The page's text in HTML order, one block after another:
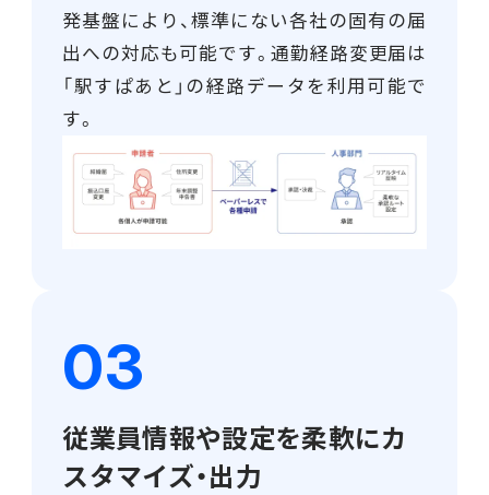
発基盤により、標準にない各社の固有の届
出への対応も可能です。通勤経路変更届は
「駅すぱあと」の経路データを利用可能で
す。
従業員情報や設定を柔軟にカ
スタマイズ・出力